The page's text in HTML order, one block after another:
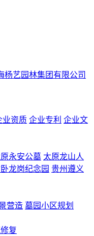
业资质 企业专利 企业文
永安公墓 太原龙山人
龙岗纪念园 贵州遵义
营造 墓园小区规划
复